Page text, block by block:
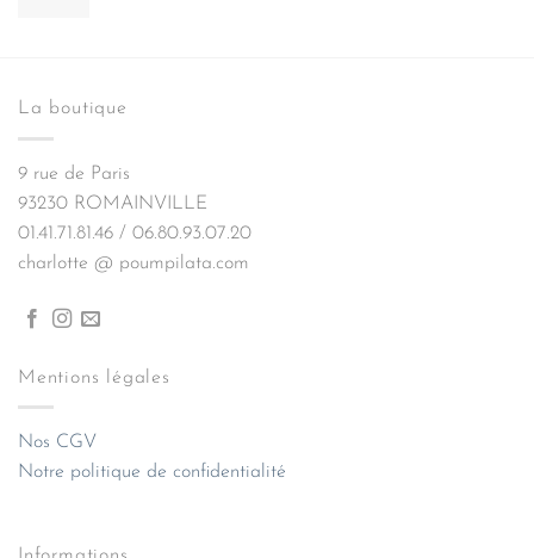
La boutique
9 rue de Paris
93230 ROMAINVILLE
01.41.71.81.46 / 06.80.93.07.20
charlotte @ poumpilata.com
Mentions légales
Nos CGV
Notre politique de confidentialité